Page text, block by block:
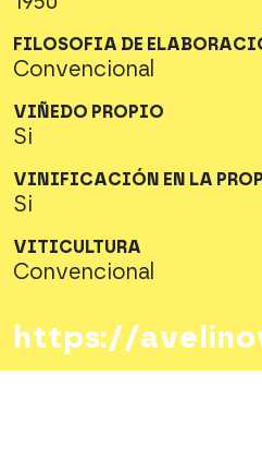
FILOSOFIA DE
Convencional
VIÑEDO PROPIO
Si
VINIFICACIÓN EN LA
Si
VITICULTURA
Convencional
https://